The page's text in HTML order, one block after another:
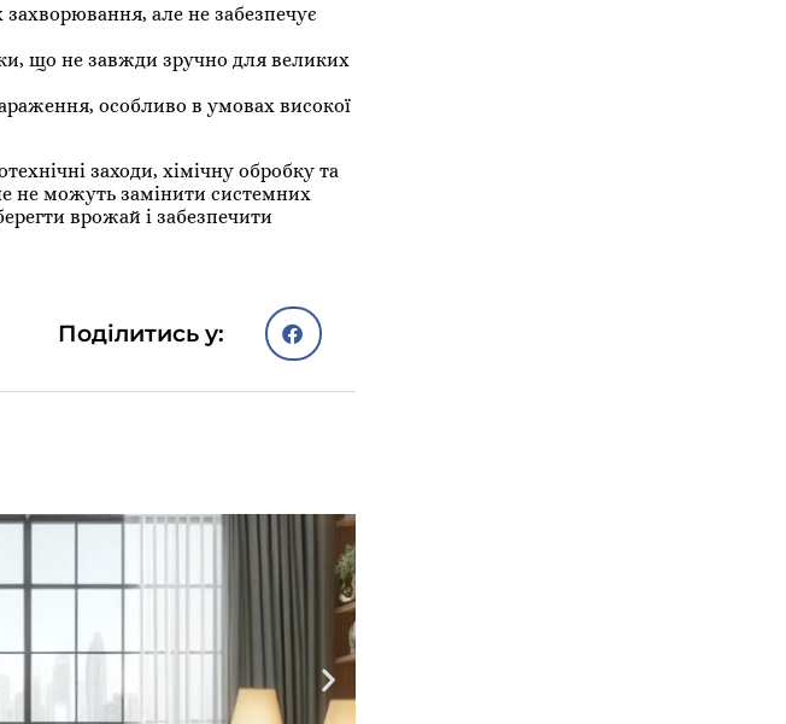
але не забезпечує
що не завжди зручно для великих
особливо в умовах високої
заходи, хімічну обробку та
не можуть замінити системних
врожай і забезпечити
Поділитись у: